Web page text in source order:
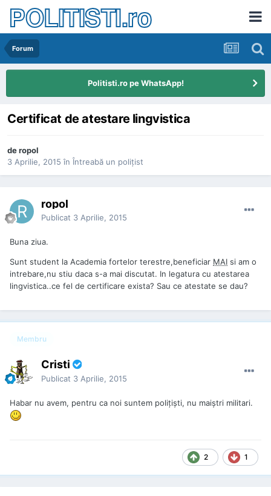
POLITISTI.ro
Forum
Politisti.ro pe WhatsApp!
Certificat de atestare lingvistica
deropol
3 Aprilie, 2015 în Întreabă un poliţist
ropol
Publicat 3 Aprilie, 2015
Buna ziua.
Sunt student la Academia fortelor terestre,beneficiar MAI si am o
intrebare,nu stiu daca s-a mai discutat. In legatura cu atestarea
lingvistica..ce fel de certificare exista? Sau ce atestate se dau?
Membru
Cristi
Publicat 3 Aprilie, 2015
Habar nu avem, pentru ca noi suntem polițiști, nu maiștri militari.
2 1